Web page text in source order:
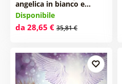
angelica in bianco e…
Disponibile
da 28,65 € 35,81 €